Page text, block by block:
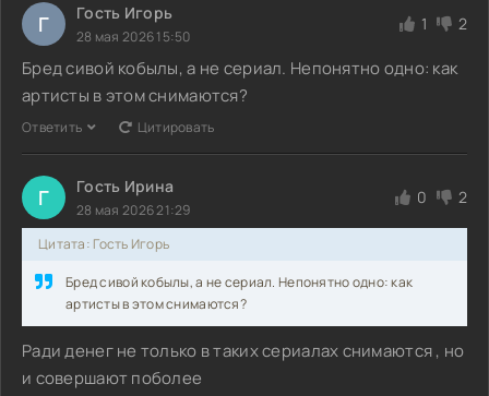
Г Гость Игорь
28 мая 2026 15:50
1 2
Бред сивой кобылы, а не сериал. Непонятно одно: как
артисты в этом снимаются?
Ответить Цитировать
Г Гость Ирина
28 мая 2026 21:29
0 2
Цитата: Гость Игорь
Бред сивой кобылы, а не сериал. Непонятно одно: как
артисты в этом снимаются?
Ради денег не только в таких сериалах снимаются , но
и совершают поболее